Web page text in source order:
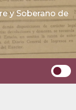
y Soberano de